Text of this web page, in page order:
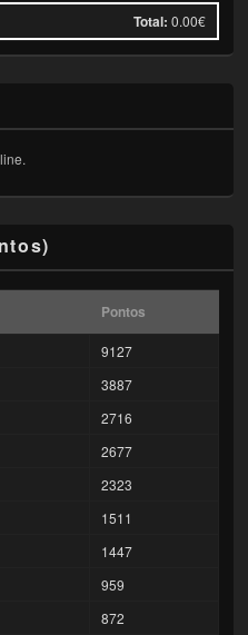
Total: 0.00€
Pontos
9127
3887
2716
2677
2323
1511
1447
959
872